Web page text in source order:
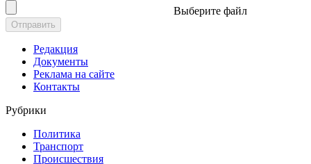
Выберите файл
Отправить
Редакция
Документы
Реклама на сайте
Контакты
Рубрики
Политика
Транспорт
Происшествия